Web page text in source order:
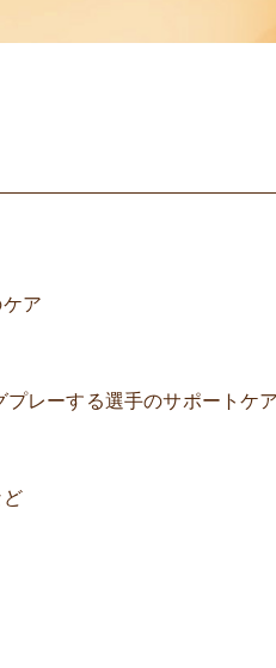
ア
レーする選手のサポートケア